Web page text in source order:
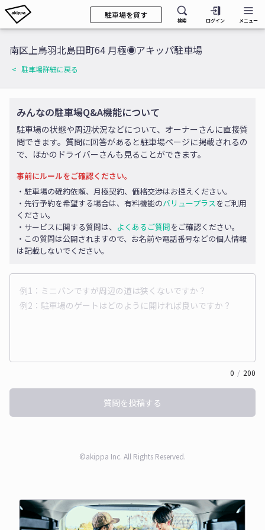
駐車場を貸す
検索 ログイン メニュー
南区上鳥羽北島田町64 月極◉アキッパ駐車場
駐車場詳細に戻る
みんなの駐車場Q&A機能について
駐車場の状態や周辺状況などについて、オーナーさんに直接質
問できます。質問に回答があると駐車場ページに掲載されるの
で、ほかのドライバーさんも見ることができます。
事前にルールをご確認ください。
・駐車場の確約依頼、月極契約、価格交渉はお控えください。
・先行予約を希望する場合は、有料機能のバリュープラスをご利用
ください。
・サービスに関する質問は、 よくあるご質問をご確認ください。
・この質問は公開されますので、お名前や電話番号などの個人情報
は記載しないでください。
0 / 200
質問を投稿する
©akippa Inc. All Rights Reserved.